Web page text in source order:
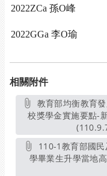
2022ZCa 孫O峰
2022GGa 李O瑜
相關附件
校獎學金實施要點-
學畢業生升學當地